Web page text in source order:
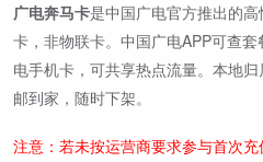
广电奔马卡是中国广电官方推出的
卡，非物联卡。中国广电APP可查
电手机卡，可共享热点流量。本地
邮到家，随时下架。
注意：若未按运营商要求参与首次